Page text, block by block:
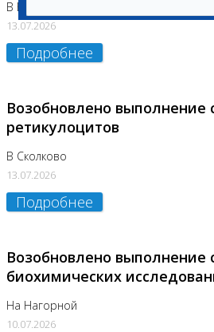
В Бутово
13.07.2026
Подробнее
Возобновлено выполнение
ретикулоцитов
В Сколково
13.07.2026
Подробнее
Возобновлено выполнение
биохимических
На Нагорной
10.07.2026